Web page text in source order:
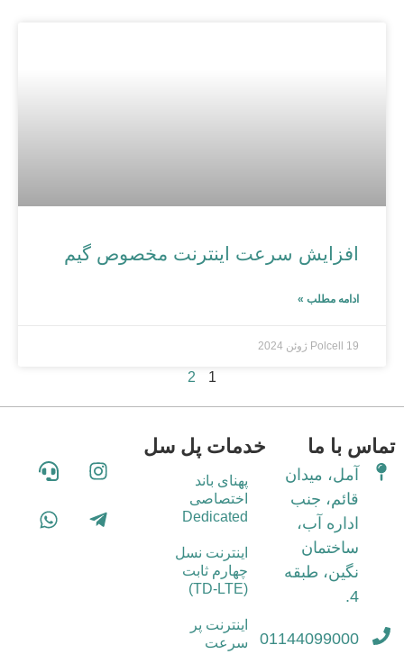
افزایش سرعت اینترنت مخصوص گیم
ادامه مطلب »
Polcell 19 ژوئن 2024
1
2
تماس با ما
آمل، میدان
قائم، جنب
اداره آب،
ساختمان
نگین، طبقه
4.
01144099000
خدمات پل سل
پهنای باند
اختصاصی
Dedicated
اینترنت نسل
چهارم ثابت
(TD-LTE)
اینترنت پر
سرعت